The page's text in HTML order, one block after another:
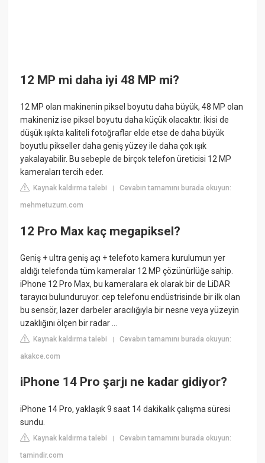
12 MP mi daha iyi 48 MP mi?
12 MP olan makinenin piksel boyutu daha büyük, 48 MP olan
makineniz ise piksel boyutu daha küçük olacaktır. İkisi de
düşük ışıkta kaliteli fotoğraflar elde etse de daha büyük
boyutlu pikseller daha geniş yüzey ile daha çok ışık
yakalayabilir. Bu sebeple de birçok telefon üreticisi 12 MP
kameraları tercih eder.
Kaynak kaldırma talebi |Cevabın tamamını burada okuyun:
mehmetuzum.com
12 Pro Max kaç megapiksel?
Geniş + ultra geniş açı + telefoto kamera kurulumun yer
aldığı telefonda tüm kameralar 12 MP çözünürlüğe sahip.
iPhone 12 Pro Max, bu kameralara ek olarak bir de LiDAR
tarayıcı bulunduruyor. cep telefonu endüstrisinde bir ilk olan
bu sensör, lazer darbeler aracılığıyla bir nesne veya yüzeyin
uzaklığını ölçen bir radar ...
Kaynak kaldırma talebi |Cevabın tamamını burada okuyun:
akakce.com
iPhone 14 Pro şarjı ne kadar gidiyor?
iPhone 14 Pro, yaklaşık 9 saat 14 dakikalık çalışma süresi
sundu.
Kaynak kaldırma talebi |Cevabın tamamını burada okuyun:
tamindir.com